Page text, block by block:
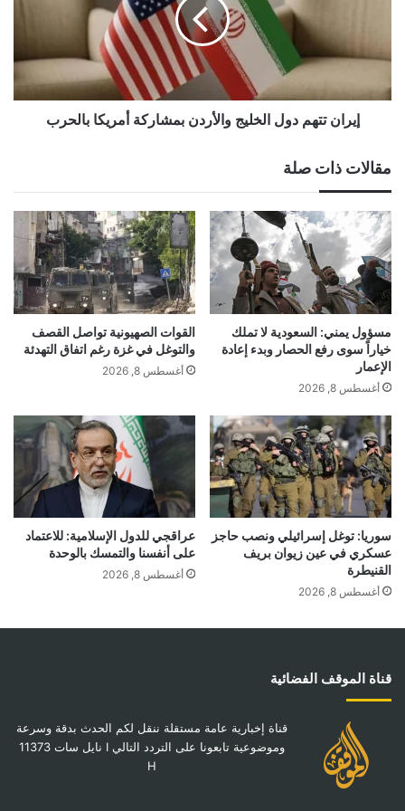
أمريكا
إيران تتهم دول الخليج والأردن بمشاركة أمريكا بالحرب
مقالات ذات صلة
مسؤول يمني: السعودية لا تملك
خياراً سوى رفع الحصار وبدء إعادة
الإعمار
أغسطس 8, 2026
القوات الصهيونية تواصل القصف
والتوغل في غزة رغم اتفاق التهدئة
أغسطس 8, 2026
سوريا: توغل إسرائيلي ونصب حاجز
عسكري في عين زيوان بريف
القنيطرة
أغسطس 8, 2026
عراقجي للدول الإسلامية: للاعتماد
على أنفسنا والتمسك بالوحدة
أغسطس 8, 2026
قناة الموقف الفضائية
قناة إخبارية عامة مستقلة ننقل لكم الحدث بدقة وسرعة
وموضوعية تابعونا على التردد التالي I نايل سات 11373
H